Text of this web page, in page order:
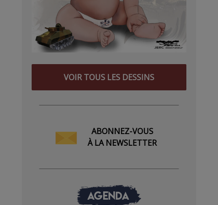
VOIR TOUS LES DESSINS
ABONNEZ-VOUS
À LA NEWSLETTER
AGENDA